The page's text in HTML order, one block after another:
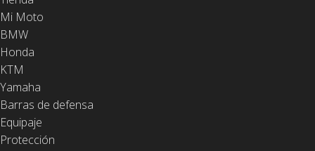
Mi Moto
BMW
Honda
KTM
Yamaha
Barras de defensa
Equipaje
Protección